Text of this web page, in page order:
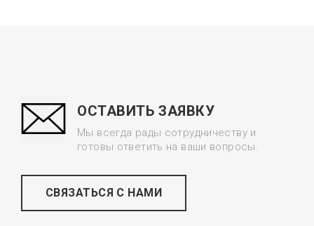
ОСТАВИТЬ ЗАЯВКУ
Мы всегда рады сотрудничеству и
готовы ответить на ваши вопросы.
СВЯЗАТЬСЯ С НАМИ